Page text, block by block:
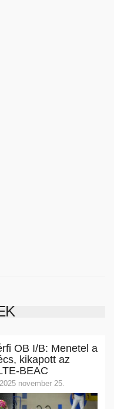
OB I/B: Menetel a
kikapott az
BEAC
2025 november 25.